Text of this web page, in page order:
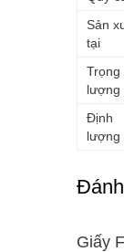
Sản
tại
Trọng
lượng
Định
lượng
Giấy